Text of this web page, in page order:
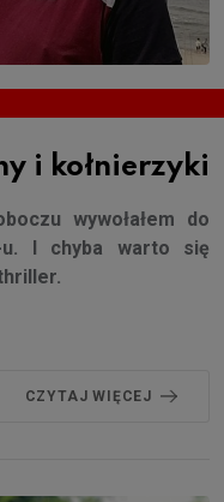
i kołnierzyki
wywołałem do
u. I chyba warto się
CZYTAJ WIĘCEJ